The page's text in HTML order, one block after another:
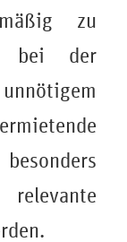
zu
bei der